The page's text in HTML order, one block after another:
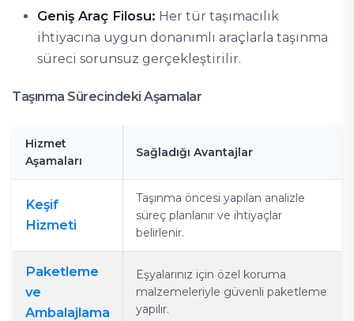
Geniş Araç Filosu: Her tür taşımacılık
ihtiyacına uygun donanımlı araçlarla taşınma
süreci sorunsuz gerçekleştirilir.
Taşınma Sürecindeki Aşamalar
Hizmet
Aşamaları
Sağladığı Avantajlar
Keşif
Hizmeti
Taşınma öncesi yapılan analizle
süreç planlanır ve ihtiyaçlar
belirlenir.
Paketleme
ve
Ambalajlama
Eşyalarınız için özel koruma
malzemeleriyle güvenli paketleme
yapılır.